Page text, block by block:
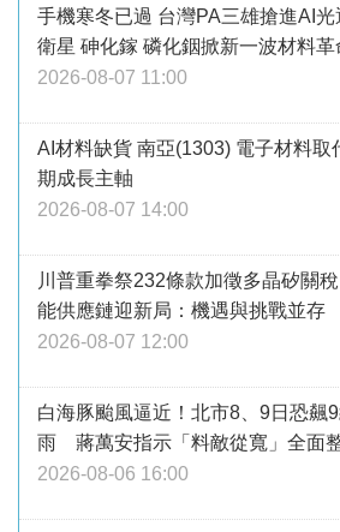
手機寒冬已過 台灣PA三雄搶進AI光
衛星 砷化鎵 磷化銦掀新一波材料革
2026-08-07 11:00
AI材料缺貨 南亞(1303) 電子材料取
期成長主軸
2026-08-07 14:00
川普重拳祭232條款加徵多晶矽關
能供應鏈迎新局：機遇與挑戰並存
2026-08-07 12:00
白海豚颱風逼近！北市8、9日恐飆
雨 蔣萬安指示「料敵從寬」全面
2026-08-06 16:00